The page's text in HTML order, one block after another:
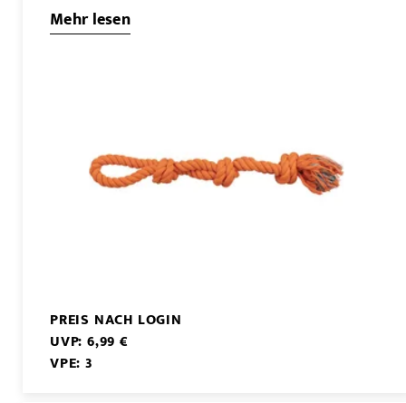
Mehr lesen
PREIS NACH LOGIN
UVP: 6,99 €
VPE: 3